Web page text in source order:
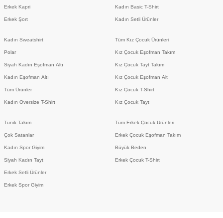
Erkek Kapri
Erkek Şort
Kadın Sweatshirt
Polar
Siyah Kadın Eşofman Altı
Kadın Eşofman Altı
Tüm Ürünler
Kadın Oversize T-Shirt
Tunik Takım
Çok Satanlar
Kadın Spor Giyim
Siyah Kadın Tayt
Erkek Setli Ürünler
Erkek Spor Giyim
Kadın Basic T-Shirt
Kadın Setli Ürünler
Tüm Kız Çocuk Ürünleri
Kız Çocuk Eşofman Takım
Kız Çocuk Tayt Takım
Kız Çocuk Eşofman Alt
Kız Çocuk T-Shirt
Kız Çocuk Tayt
Tüm Erkek Çocuk Ürünleri
Erkek Çocuk Eşofman Takım
Büyük Beden
Erkek Çocuk T-Shirt